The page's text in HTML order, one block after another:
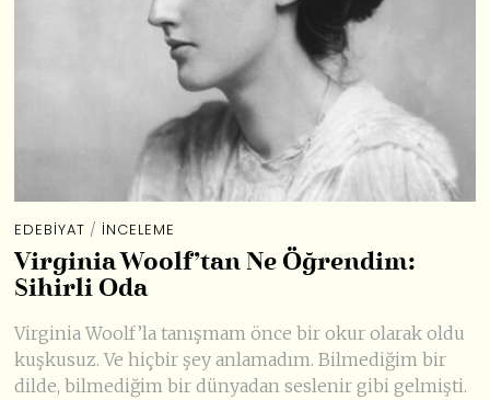
EDEBIYAT / İNCELEME
Virginia Woolf’tan Ne Öğrendim:
Sihirli Oda
Virginia Woolf’la tanışmam önce bir okur olarak oldu
kuşkusuz. Ve hiçbir şey anlamadım. Bilmediğim bir
dilde, bilmediğim bir dünyadan seslenir gibi gelmişti.